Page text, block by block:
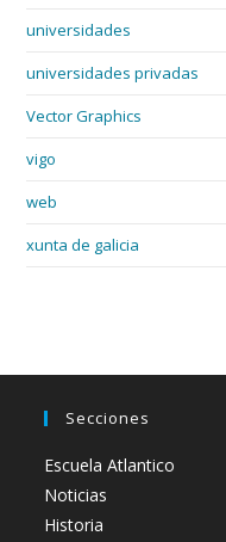
universidades
universidades privadas
Vector Graphics
vigo
web
xunta de galicia
Secciones
Escuela Atlantico
Noticias
Historia